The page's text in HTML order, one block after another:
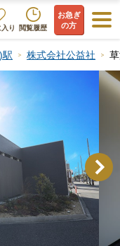
り 閲覧履歴
お急ぎ
の方
駅 株式会社公益社